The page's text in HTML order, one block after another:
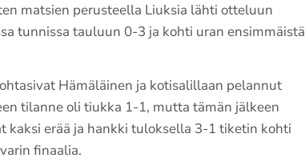
matsien perusteella Liuksia lähti otteluun
tunnissa tauluun 0-3 ja kohti uran ensimmäistä
Hämäläinen ja kotisalillaan pelannut
tilanne oli tiukka 1-1, mutta tämän jälkeen
kaksi erää ja hankki tuloksella 3-1 tiketin kohti
finaalia.